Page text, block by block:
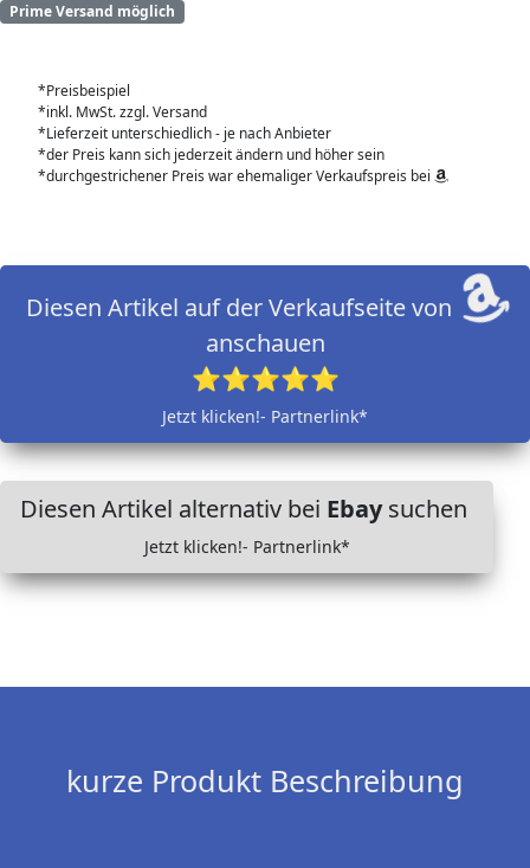
Prime Versand möglich
*Preisbeispiel
*inkl. MwSt. zzgl. Versand
*Lieferzeit unterschiedlich - je nach Anbieter
*der Preis kann sich jederzeit ändern und höher sein
*durchgestrichener Preis war ehemaliger Verkaufspreis bei
Diesen Artikel auf der Verkaufseite von
anschauen
⭐⭐⭐⭐⭐
Jetzt klicken!- Partnerlink*
Diesen Artikel alternativ bei Ebaysuchen
Jetzt klicken!- Partnerlink*
kurze Produkt Beschreibung